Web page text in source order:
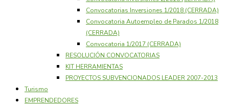
Convocatorias Inversiones 1/2018 (CERRADA)
Convocatoria Autoempleo de Parados 1/2018
(CERRADA)
Convocatoria 1/2017 (CERRADA)
RESOLUCIÓN CONVOCATORIAS
KIT HERRAMIENTAS
PROYECTOS SUBVENCIONADOS LEADER 2007-2013
Turismo
EMPRENDEDORES